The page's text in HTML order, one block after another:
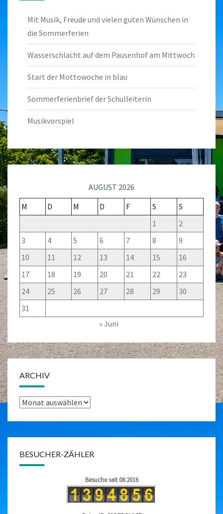
Mit Musik, Freude und vielen guten Wünschen in
die Sommerferien
Wasserschlacht auf dem Pausenhof am Mittwoch
Start der Mottowoche in blau
Sommerferienbrief der Schulleiterin
Musikvorspiel
AUGUST 2026
M
D M D F S
S
1
2
3
4 5 6 7 8
9
10
11 12 13 14 15
16
17
18 19 20 21 22
23
24
25 26 27 28 29
30
31
« Juni
ARCHIV
Archiv
BESUCHER-ZÄHLER
Besuche seit 08.2016